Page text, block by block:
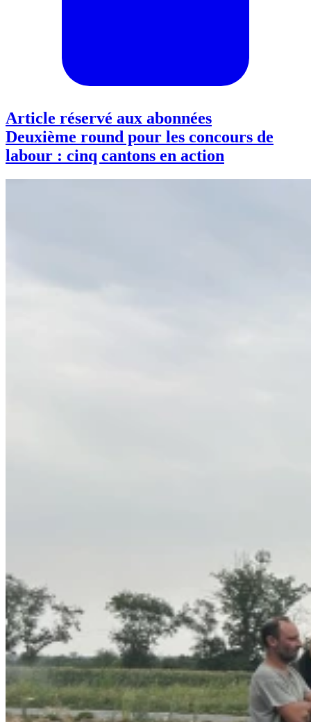
Article réservé aux abonnées
Deuxième round pour les concours de
labour : cinq cantons en action